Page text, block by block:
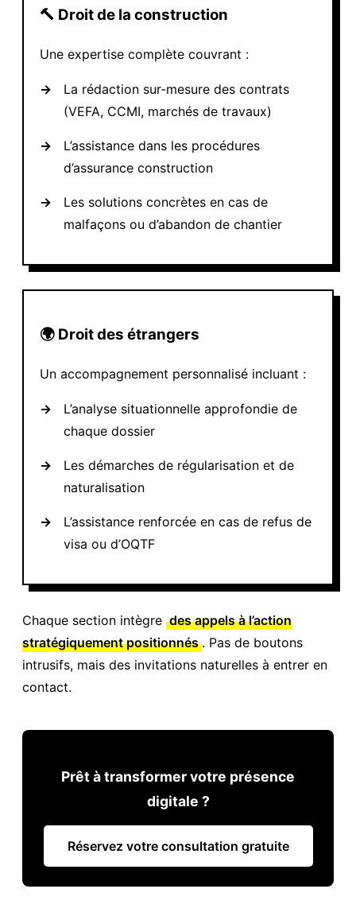
🔨 Droit de la construction
Une expertise complète couvrant :
→
La rédaction sur-mesure des contrats
(VEFA, CCMI, marchés de travaux)
→
L’assistance dans les procédures
d’assurance construction
→
Les solutions concrètes en cas de
malfaçons ou d’abandon de chantier
🌍 Droit des étrangers
Un accompagnement personnalisé incluant :
→
L’analyse situationnelle approfondie de
chaque dossier
→
Les démarches de régularisation et de
naturalisation
→
L’assistance renforcée en cas de refus de
visa ou d’OQTF
Chaque section intègre des appels à l’action
stratégiquement positionnés . Pas de boutons
intrusifs, mais des invitations naturelles à entrer en
contact.
Prêt à transformer votre présence
digitale ?
Réservez votre consultation gratuite